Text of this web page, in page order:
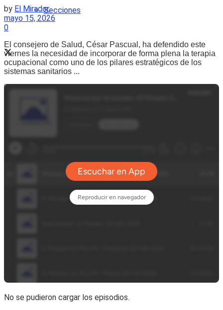
Secciones
by El Mirador
mayo 15, 2026
0
El consejero de Salud, César Pascual, ha defendido este
viernes la necesidad de incorporar de forma plena la terapia
ocupacional como uno de los pilares estratégicos de los
sistemas sanitarios ...
No se pudieron cargar los episodios.